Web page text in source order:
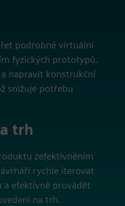
podrobné virtuální
fyzických prototypů.
napravit konstrukční
snižuje potřebu
trh
zefektivněním
rychle iterovat
efektivně provádět
na trh.